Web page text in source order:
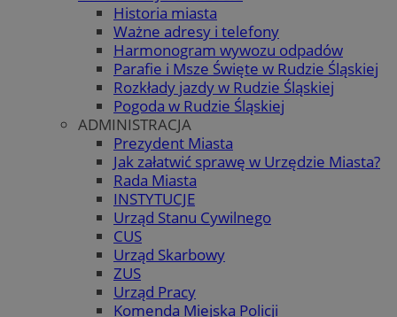
Historia miasta
Ważne adresy i telefony
Harmonogram wywozu odpadów
Parafie i Msze Święte w Rudzie Śląskiej
Rozkłady jazdy w Rudzie Śląskiej
Pogoda w Rudzie Śląskiej
ADMINISTRACJA
Prezydent Miasta
Jak załatwić sprawę w Urzędzie Miasta?
Rada Miasta
INSTYTUCJE
Urząd Stanu Cywilnego
CUS
Urząd Skarbowy
ZUS
Urząd Pracy
Komenda Miejska Policji